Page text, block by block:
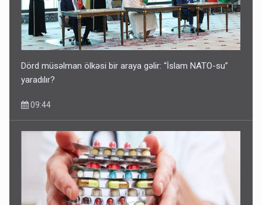
Dörd müsəlman ölkəsi bir araya gəlir: “İslam NATO-su”
yaradılır?
09:44